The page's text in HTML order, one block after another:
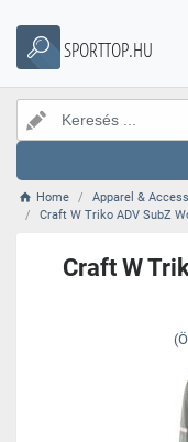
SPORTTOP.HU
Home Apparel &
Craft W Triko ADV SubZ
Craft W